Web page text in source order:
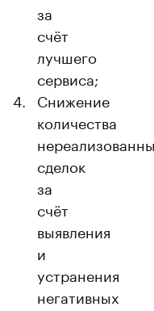
за
счёт
лучшего
сервиса;
Снижение
количества
сделок
за
счёт
выявления
и
устранения
негативных